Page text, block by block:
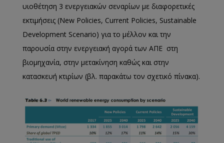
υιοθέτηση 3 ενεργειακών σεναρίων με διαφορετικές
εκτιμήσεις (New Policies, Current Policies, Sustainable
Development Scenario) για το μέλλον και την
παρουσία στην ενεργειακή αγορά των ΑΠΕ στη
βιομηχανία, στην μετακίνηση καθώς και στην
κατασκευή κτιρίων (βλ. παρακάτω τον σχετικό πίνακα).